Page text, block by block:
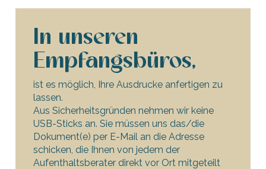
In unseren
Empfangsbüros,
ist es möglich, Ihre Ausdrucke anfertigen zu
lassen.
Aus Sicherheitsgründen nehmen wir keine
USB-Sticks an. Sie müssen uns das/die
Dokument(e) per E-Mail an die Adresse
schicken, die Ihnen von jedem der
Aufenthaltsberater direkt vor Ort mitgeteilt